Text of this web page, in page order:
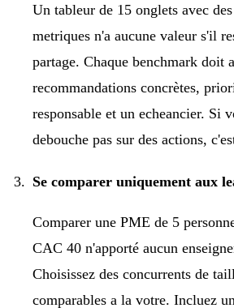
Un tableur de 15 onglets avec
metriques n'a aucune valeur s'il
partage. Chaque benchmark doit
recommandations concrètes,
responsable et un echeancier. Si
debouche pas sur des actions,
Se comparer uniquement aux
Comparer une PME de 5
CAC 40 n'apporté aucun
Choisissez des concurrents de
comparables a la votre. Incluez